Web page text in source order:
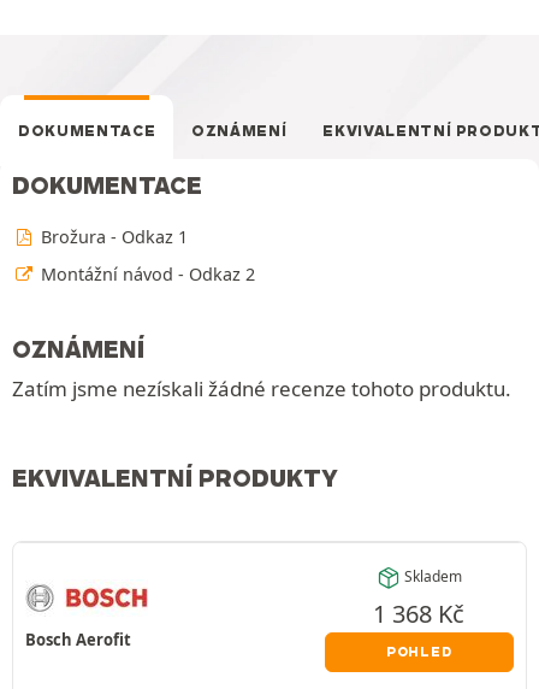
DOKUMENTACE OZNÁMENÍ EKVIVALENTNÍ
DOKUMENTACE
Brožura - Odkaz 1
Montážní návod - Odkaz 2
OZNÁMENÍ
Zatím jsme nezískali žádné recenze tohoto produktu.
EKVIVALENTNÍ PRODUKTY
Bosch Aerofit
Skladem
1 368 Kč
POHLED